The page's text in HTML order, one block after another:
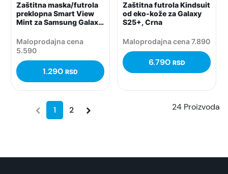
Zaštitna maska/futrola
preklopna Smart View
Mint za Samsung Galaxy
Maloprodajna cena
5.590
1.290 RSD
Zaštitna futrola Kindsuit
od eko-kože za Galaxy
S25+, Crna
Maloprodajna cena 7.890
6.790 RSD
1 2 24 Proizvoda